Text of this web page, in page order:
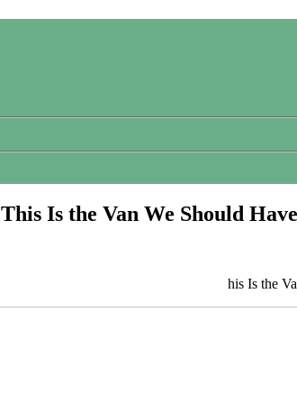
This Is the Van We Should
his Is the